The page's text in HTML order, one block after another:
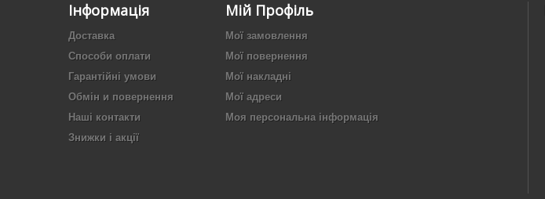
Інформація
Доставка
Способи оплати
Гарантійні умови
Обмін и повернення
Наші контакти
Знижки і акції
Мій Профіль
Мої замовлення
Мої повернення
Мої накладні
Мої адреси
Моя персональна інформація